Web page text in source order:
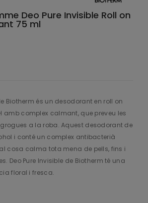
Deo Pure Invisible Roll on
75 ml
Biotherm és un desodorant en roll on
amb complex calmant, que preveu les
a la roba. Aquest desodorant de
i conté un complex antibacterià
cosa calma tota mena de pells, fins i
Deo Pure Invisible de Biotherm té una
floral i fresca.